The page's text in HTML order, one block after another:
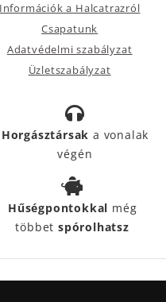
Információk a Halcatrazról
Csapatunk
Adatvédelmi szabályzat
Üzletszabályzat
Horgásztársak a vonalak
végén
Hűségpontokkal még
többetspórolhatsz
SEGÍTIK